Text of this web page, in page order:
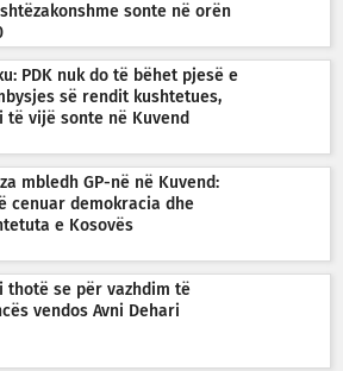
sonte në orën
PDK nuk do të bëhet pjesë e
së rendit kushtetues,
të vijë sonte në Kuvend
mbledh GP-në në Kuvend:
cenuar demokracia dhe
e Kosovës
thotë se për vazhdim të
vendos Avni Dehari